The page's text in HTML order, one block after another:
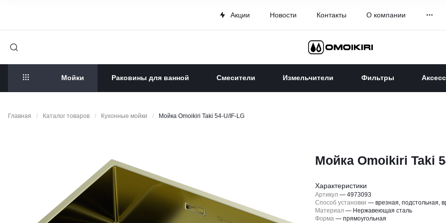
Акции Новости Контакты О компании
Мойки Раковины для ванной Смесители Измельчители Фильтры
Главная / Каталог товаров / Кухонные мойки / Мойка Omoikiri Taki 54-U/IF-LG
Мойка Omoikiri Taki
Характеристики
Артикул —4973093
Способ установки —врезная, подстольная,
Материал — Нержавеющая сталь
Форма —прямоугольная